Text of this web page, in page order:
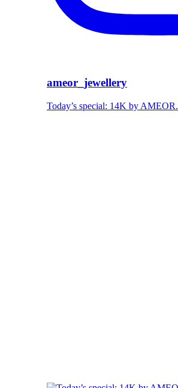
ameor_jewellery
Today’s special: 14K by AMEOR.